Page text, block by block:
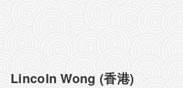
Lincoln Wong (香港)